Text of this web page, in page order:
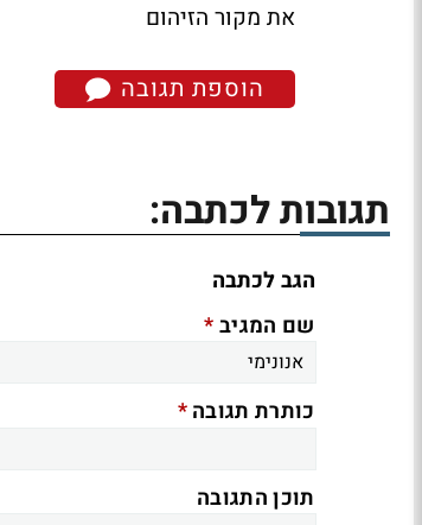
את מקור הזיהום
הוספת תגובה
תגובות לכתבה:
הגב לכתבה
שם המגיב*
כותרת תגובה*
תוכן התגובה